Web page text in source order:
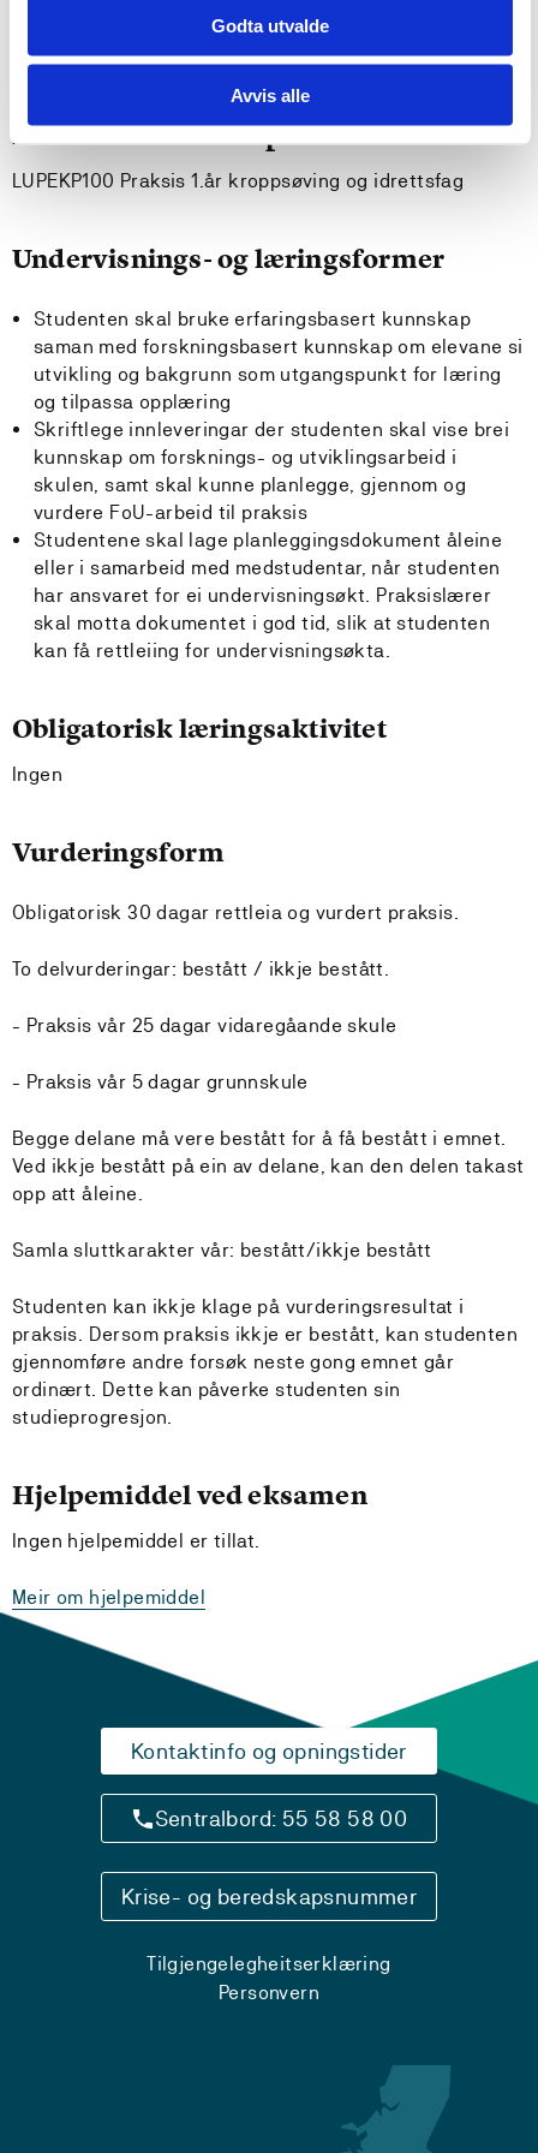
Godta utvalde
Avvis alle
kan planlegge og delta på møter med føresette og
utviklingssamtalar med elevar
Krav til forkunnskapar
LUPEKP100 Praksis 1.år kroppsøving og idrettsfag
Undervisnings- og læringsformer
Studenten skal bruke erfaringsbasert kunnskap
saman med forskningsbasert kunnskap om elevane si
utvikling og bakgrunn som utgangspunkt for læring
og tilpassa opplæring
Skriftlege innleveringar der studenten skal vise brei
kunnskap om forsknings- og utviklingsarbeid i
skulen, samt skal kunne planlegge, gjennom og
vurdere FoU-arbeid til praksis
Studentene skal lage planleggingsdokument åleine
eller i samarbeid med medstudentar, når studenten
har ansvaret for ei undervisningsøkt. Praksislærer
skal motta dokumentet i god tid, slik at studenten
kan få rettleiing for undervisningsøkta.
Obligatorisk læringsaktivitet
Ingen
Vurderingsform
Obligatorisk 30 dagar rettleia og vurdert praksis.
To delvurderingar: bestått / ikkje bestått.
- Praksis vår 25 dagar vidaregåande skule
- Praksis vår 5 dagar grunnskule
Begge delane må vere bestått for å få bestått i emnet.
Ved ikkje bestått på ein av delane, kan den delen takast
opp att åleine.
Samla sluttkarakter vår: bestått/ikkje bestått
Studenten kan ikkje klage på vurderingsresultat i
praksis. Dersom praksis ikkje er bestått, kan studenten
gjennomføre andre forsøk neste gong emnet går
ordinært. Dette kan påverke studenten sin
studieprogresjon.
Hjelpemiddel ved eksamen
Ingen hjelpemiddel er tillat.
Meir om hjelpemiddel
Kontaktinfo og opningstider
Sentralbord: 55 58 58 00
Krise- og beredskapsnummer
Tilgjengelegheitserklæring
Personvern